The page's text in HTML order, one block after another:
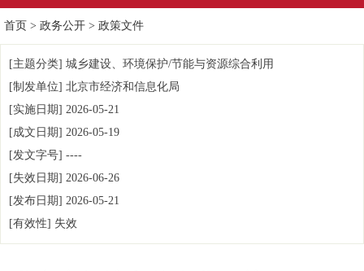
首页 > 政务公开 > 政策文件
[主题分类] 城乡建设、环境保护/节能与资源综合利用
[制发单位] 北京市经济和信息化局
[实施日期] 2026-05-21
[成文日期] 2026-05-19
[发文字号] ----
[失效日期] 2026-06-26
[发布日期] 2026-05-21
[有效性] 失效